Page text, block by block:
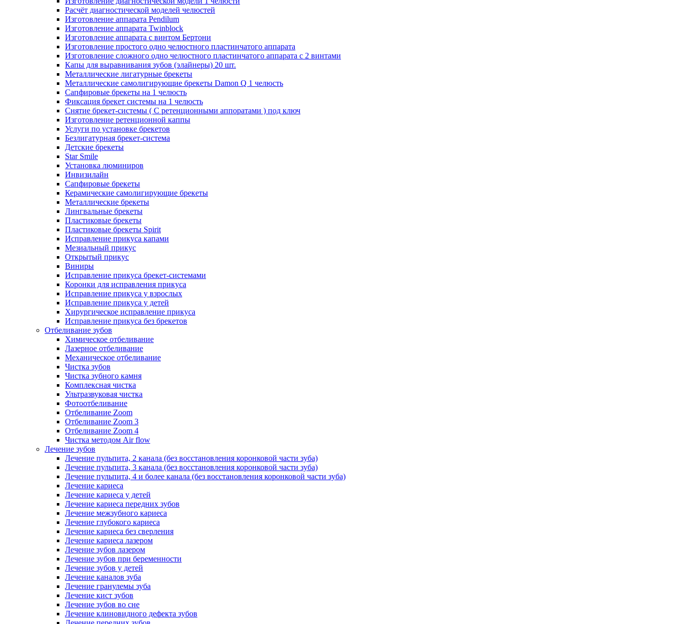
Расчёт диагностической моделей челюстей
Изготовление аппарата Pendilum
Изготовление аппарата Twinblock
Изготовление аппарата с винтом Бертони
Изготовление простого одно челюстного пластинчатого аппарата
Изготовление сложного одно челюстного пластинчатого аппарата с 2 винтами
Капы для выравнивания зубов (элайнеры) 20 шт.
Металлические лигатурные брекеты
Металлические самолигирующие брекеты Damon Q 1 челюсть
Сапфировые брекеты на 1 челюсть
Фиксация брекет системы на 1 челюсть
Снятие брекет-системы ( С ретенционными аппоратами ) под ключ
Изготовление ретенционной каппы
Услуги по установке брекетов
Безлигатурная брекет-система
Детские брекеты
Star Smile
Установка люминиров
Инвизилайн
Сапфировые брекеты
Керамические самолигирующие брекеты
Металлические брекеты
Лингвальные брекеты
Пластиковые брекеты
Пластиковые брекеты Spirit
Исправление прикуса капами
Мезиальный прикус
Открытый прикус
Виниры
Исправление прикуса брекет-системами
Коронки для исправления прикуса
Исправление прикуса у взрослых
Исправление прикуса у детей
Хирургическое исправление прикуса
Исправление прикуса без брекетов
Отбеливание зубов
Химическое отбеливание
Лазерное отбеливание
Механическое отбеливание
Чистка зубов
Чистка зубного камня
Комплексная чистка
Ультразвуковая чистка
Фотоотбеливание
Отбеливание Zoom
Отбеливание Zoom 3
Отбеливание Zoom 4
Чистка методом Air flow
Лечение зубов
Лечение пульпита, 2 канала (без восстановления коронковой части зуба)
Лечение пульпита, 3 канала (без восстановления коронковой части зуба)
Лечение пульпита, 4 и более канала (без восстановления коронковой части зуба)
Лечение кариеса
Лечение кариеса у детей
Лечение кариеса передних зубов
Лечение межзубного кариеса
Лечение глубокого кариеса
Лечение кариеса без сверления
Лечение кариеса лазером
Лечение зубов лазером
Лечение зубов при беременности
Лечение зубов у детей
Лечение каналов зуба
Лечение гранулемы зуба
Лечение кист зубов
Лечение зубов во сне
Лечение клиновидного дефекта зубов